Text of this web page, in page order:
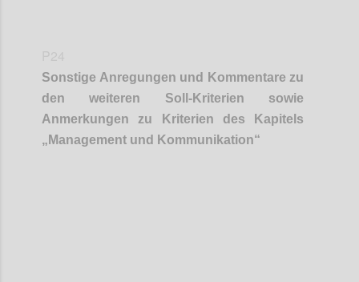
Sonstige Anregungen und Kommentare zu
den weiteren Soll-Kriterien sowie
Anmerkungen zu Kriterien des Kapitels
„Management und Kommunikation“